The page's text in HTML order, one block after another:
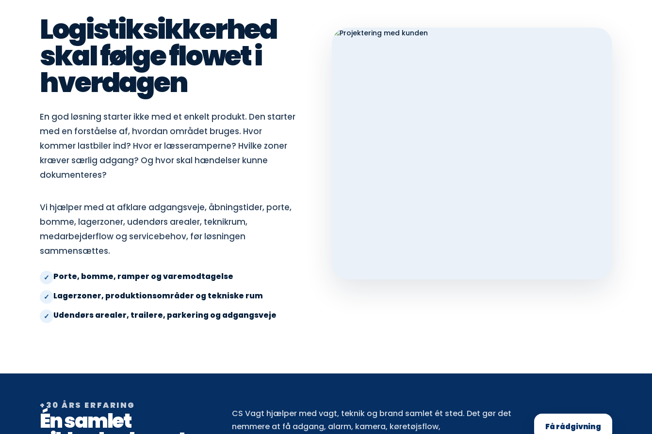
Logistiksikkerhed
skal følge flowet i
hverdagen
En god løsning starter ikke med et enkelt produkt. Den starter
med en forståelse af, hvordan området bruges. Hvor
kommer lastbiler ind? Hvor er læsseramperne? Hvilke zoner
kræver særlig adgang? Og hvor skal hændelser kunne
dokumenteres?
Vi hjælper med at afklare adgangsveje, åbningstider, porte,
bomme, lagerzoner, udendørs arealer, teknikrum,
medarbejderflow og servicebehov, før løsningen
sammensættes.
Porte, bomme, ramper og varemodtagelse
Lagerzoner, produktionsområder og tekniske rum
Udendørs arealer, trailere, parkering og adgangsveje
+30 ÅRS ERFARING
Én samlet
CS Vagt hjælper med vagt, teknik og brand samlet ét sted. Det gør det
nemmere at få adgang, alarm, kamera, køretøjsflow,
Få rådgivning